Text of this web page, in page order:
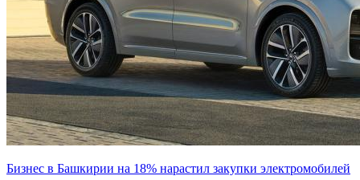
Бизнес в Башкирии на 18% нарастил закупки электромобилей